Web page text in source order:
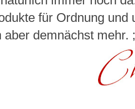
für Ordnung
aber demnächst mehr.